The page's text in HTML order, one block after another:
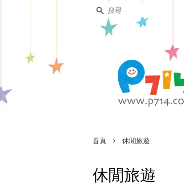
搜尋
首頁 › 休閒旅遊
休閒旅遊